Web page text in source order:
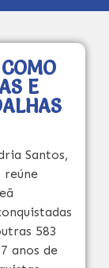
E
Santos,
reúne
583
anos de